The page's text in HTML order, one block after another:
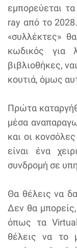
εμπορεύεται
ray από το
«συλλέκτες»
κωδικός για
βιβλιοθήκες,
κουτιά, όμως
Πρώτα
μέσα
και οι
είναι ένα
συνδρομή σε
Θα θέλεις να
Δεν θα
όπως τα
θέλεις να το